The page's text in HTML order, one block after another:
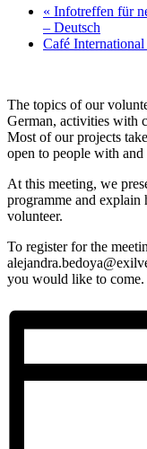
« Infotreffen für
– Deutsch
Café International
The topics of our
German, activities with
Most of our projects
open to people with
At this meeting, we
programme and explain
volunteer.
To register for the
you would like to